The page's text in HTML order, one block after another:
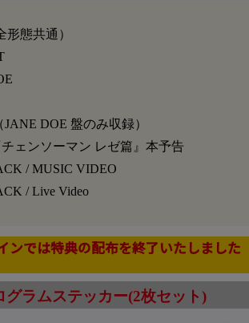
形態共通）
JANE DOE 盤のみ収録）
ェンソーマン レゼ篇』本予告
/ MUSIC VIDEO
/ Live Video
ンでは特典の配布を終了いたしました
グラムステッカー(2枚セット)